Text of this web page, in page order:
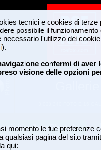
tecnici e cookies di terze
possibile il funzionamento
necessario l'utilizzo dei
).
confermi di aver
visione delle opzioni
momento le tue preferenze
qualsiasi pagina del sito
qui:
a JuzaPhoto!